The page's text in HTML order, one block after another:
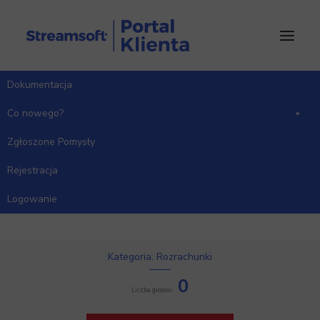
Dokumentacja
Co nowego?
Zgłoszone Pomysły
Rejestracja
Logowaniewezwania do zapłaty w
Kategoria: Rozrachunki
Liczba głosów: 0